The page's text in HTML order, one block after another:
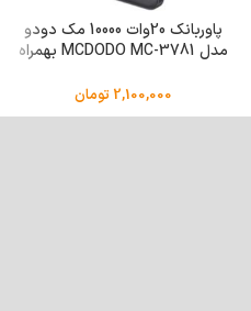
پاوربانک 20وات 10000 مک دودو
مدل MCDODO MC-3781 بهمراه
2,100,000 تومان